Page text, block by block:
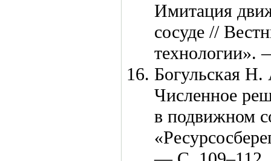
Имитация
сосуде //
Богульская
Численное
в подвижном